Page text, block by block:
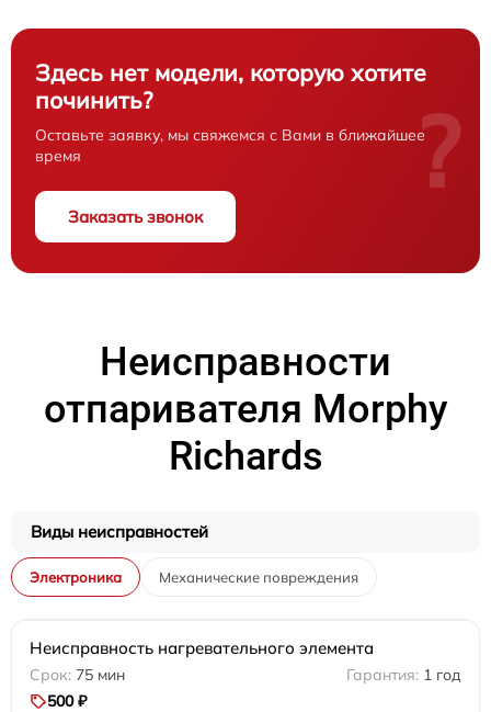
Здесь нет модели, которую хотите
починить?
Оставьте заявку, мы свяжемся с Вами в ближайшее
время
Заказать звонок
?
Неисправности
отпаривателя Morphy
Richards
Виды неисправностей
Электроника Механические повреждения
Неисправность нагревательного элемента
75 мин
1 год
500 ₽